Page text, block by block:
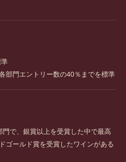
部門エントリー数の40％までを標準
で、銀賞以上を受賞した中で最高
ゴールド賞を受賞したワインがある